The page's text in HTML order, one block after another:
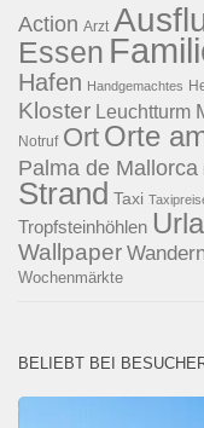
Action Arzt
Essen
Hafen Handgemachtes
Kloster Leuchtturm
Notruf Ort Orte
Palma de Mallorca
Strand Taxi
Tropfsteinhöhlen
Wallpaper
Wochenmärkte
BELIEBT BEI